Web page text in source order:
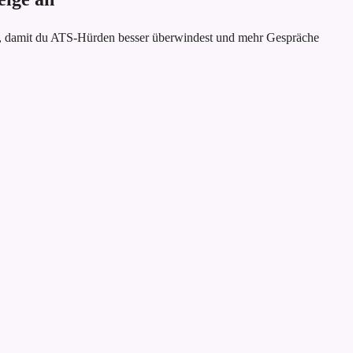
du ATS-Hürden besser überwindest und mehr Gespräche